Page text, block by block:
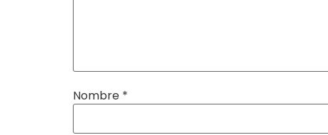
Nombre *